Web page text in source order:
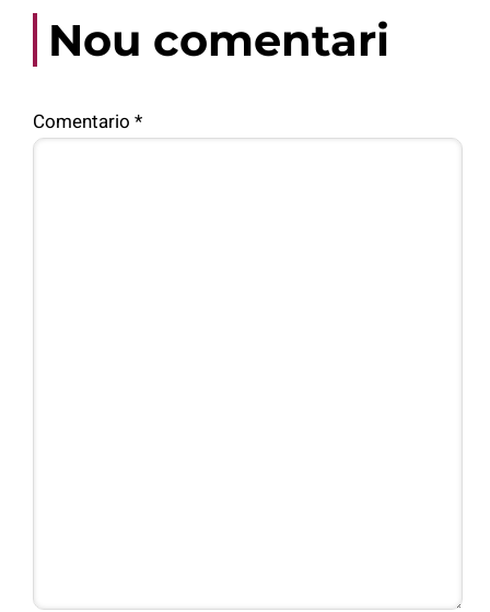
Nou comentari
Comentario *